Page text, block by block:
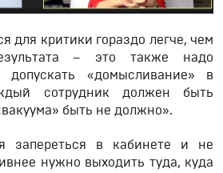
для критики гораздо легче, чем
– это также надо
допускать «домысливание» в
сотрудник должен быть
быть не должно».
запереться в кабинете и не
нужно выходить туда, куда